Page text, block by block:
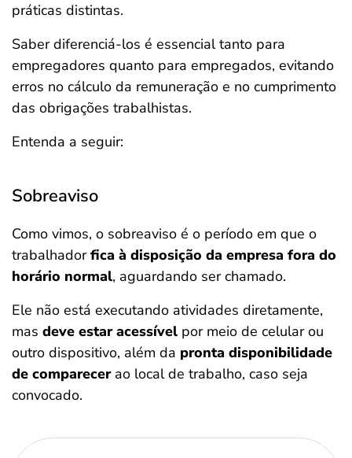
práticas distintas.
Saber diferenciá-los é essencial tanto para
empregadores quanto para empregados, evitando
erros no cálculo da remuneração e no cumprimento
das obrigações trabalhistas.
Entenda a seguir:
Sobreaviso
Como vimos, o sobreaviso é o período em que o
trabalhadorfica à disposição da empresa fora do
horário normal, aguardando ser chamado.
Ele não está executando atividades diretamente,
mas deve estar acessível por meio de celular ou
outro dispositivo, além da pronta disponibilidade
de comparecer ao local de trabalho, caso seja
convocado.